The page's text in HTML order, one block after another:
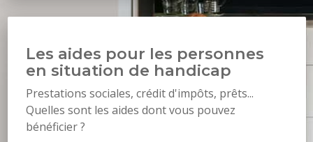
Les aides pour les personnes
en situation de handicap
Prestations sociales, crédit d'impôts, prêts...
Quelles sont les aides dont vous pouvez
bénéficier ?